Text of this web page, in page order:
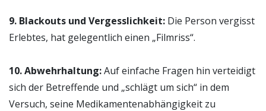
9. Blackouts und Vergesslichkeit: Die Person vergisst
Erlebtes, hat gelegentlich einen „Filmriss“.
10. Abwehrhaltung:Auf einfache Fragen hin verteidigt
sich der Betreffende und „schlägt um sich“ in dem
Versuch, seine Medikamentenabhängigkeit zu